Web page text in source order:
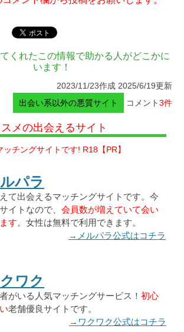
くれたこの情報で助かる人がどこかに
います！
2023/11/23作成 2025/6/19更新
出会い系以外の悪質サイト
コメント3件
メの出会えるサイト
チングサイトです! R18【PR】
パラ
て出会えるマッチングサイトです。今
イトなので、 会員数が増えていて会い
す。女性は無料で利用できます。
→メルパラ公式はコチラ
ワク
がいる人気マッチングサービス！ 初心
老舗優良サイトです。
→ワクワク公式はコチラ